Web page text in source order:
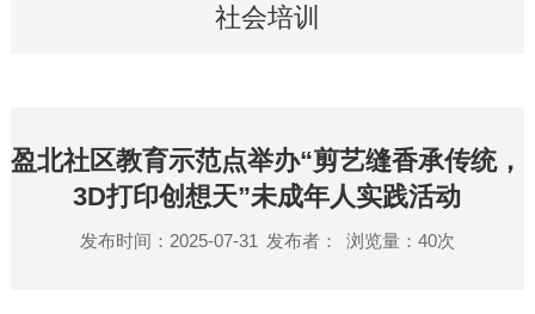
社会培训
盈北社区教育示范点举办“剪艺缝香承传统，
3D打印创想天”未成年人实践活动
发布时间：2025-07-31 发布者： 浏览量： 40次